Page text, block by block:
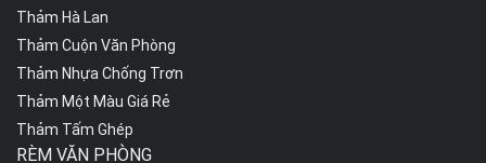
Thảm Hà Lan
Thảm Cuộn Văn Phòng
Thảm Nhựa Chống Trơn
Thảm Một Màu Giá Rẻ
Thảm Tấm Ghép
RÈM VĂN PHÒNG